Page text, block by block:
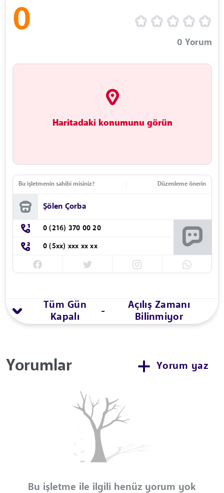
0
0 Yorum
Haritadaki konumunu görün
Bu işletmenin sahibi misiniz? Düzenleme önerin
Şölen Çorba
0 (216) 370 00 20
0 (5xx) xxx xx xx
Tüm Gün
Kapalı
-
Açılış Zamanı
Bilinmiyor
Yorumlar Yorum yaz
Bu işletme ile ilgili henüz yorum yok